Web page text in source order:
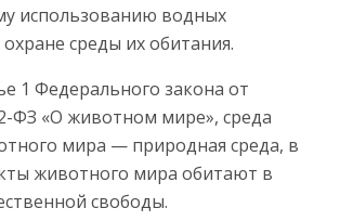
использованию водных
среды их обитания.
1 Федерального закона от
ФЗ «О животном мире», среда
мира — природная среда, в
животного мира обитают в
свободы.